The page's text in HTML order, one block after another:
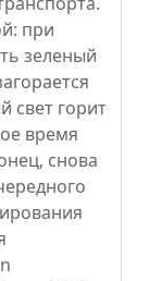
при
зеленый
свет горит
время
снова